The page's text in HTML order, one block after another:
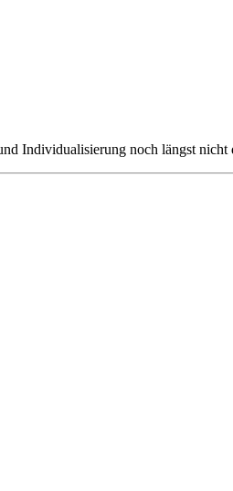
Individualisierung noch längst